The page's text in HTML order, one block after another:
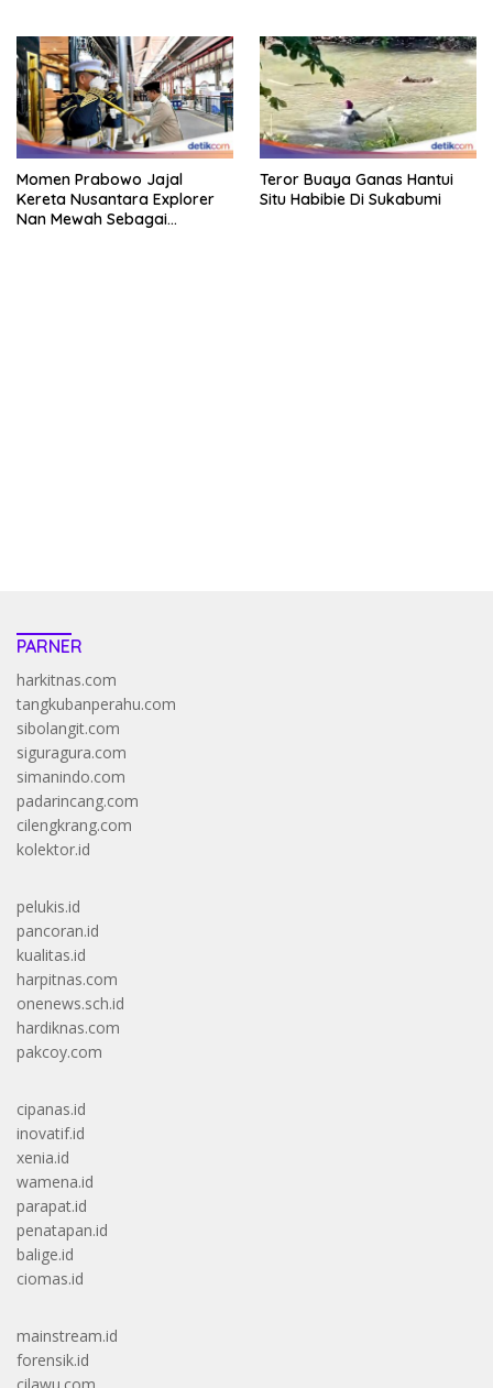
Momen Prabowo Jajal
Kereta Nusantara Explorer
Nan Mewah Sebagai
Teror Buaya Ganas Hantui
Situ Habibie Di Sukabumi
PARNER
harkitnas.com
tangkubanperahu.com
sibolangit.com
siguragura.com
simanindo.com
padarincang.com
cilengkrang.com
kolektor.id
pelukis.id
pancoran.id
kualitas.id
harpitnas.com
onenews.sch.id
hardiknas.com
pakcoy.com
cipanas.id
inovatif.id
xenia.id
wamena.id
parapat.id
penatapan.id
balige.id
ciomas.id
mainstream.id
forensik.id